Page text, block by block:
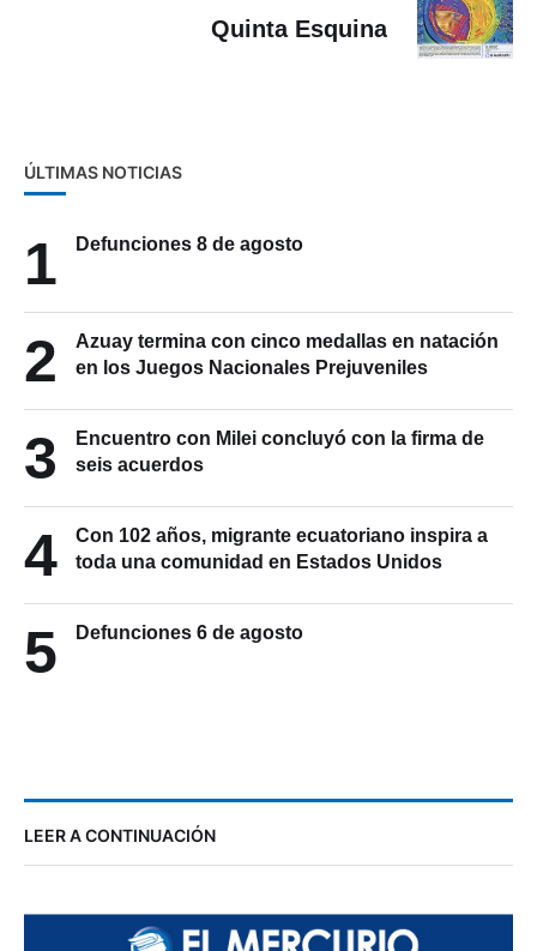
Quinta Esquina
ÚLTIMAS NOTICIAS
1 Defunciones 8 de agosto
2
Azuay termina con cinco medallas en natación
en los Juegos Nacionales Prejuveniles
3
Encuentro con Milei concluyó con la firma de
seis acuerdos
4
Con 102 años, migrante ecuatoriano inspira a
toda una comunidad en Estados Unidos
5 Defunciones 6 de agosto
LEER A CONTINUACIÓN